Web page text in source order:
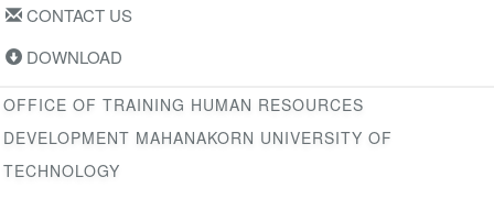
CONTACT US
DOWNLOAD
OFFICE OF TRAINING HUMAN RESOURCES
DEVELOPMENT MAHANAKORN UNIVERSITY OF
TECHNOLOGY